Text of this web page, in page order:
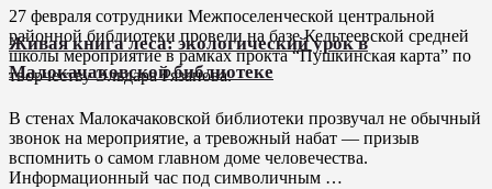
27 февраля сотрудники Межпоселенческой центральной
районной библиотеки провели на базе Кельтеевской средней
школы мероприятие в рамках прокта “Пушкинская карта” по
творчеству Эльдара Рязанова.
Живая книга леса: экологический урок в
Малокачаковской библиотеке
В стенах Малокачаковской библиотеки прозвучал не обычный
звонок на мероприятие, а тревожный набат — призыв
вспомнить о самом главном доме человечества.
Информационный час под символичным …